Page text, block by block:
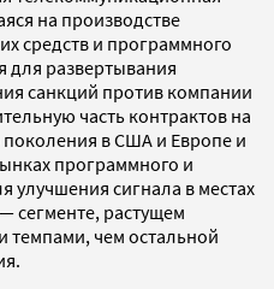
на производстве
средств и программного
для развертывания
санкций против компании
часть контрактов на
поколения в США и Европе и
программного и
улучшения сигнала в местах
сегменте, растущем
темпами, чем остальной